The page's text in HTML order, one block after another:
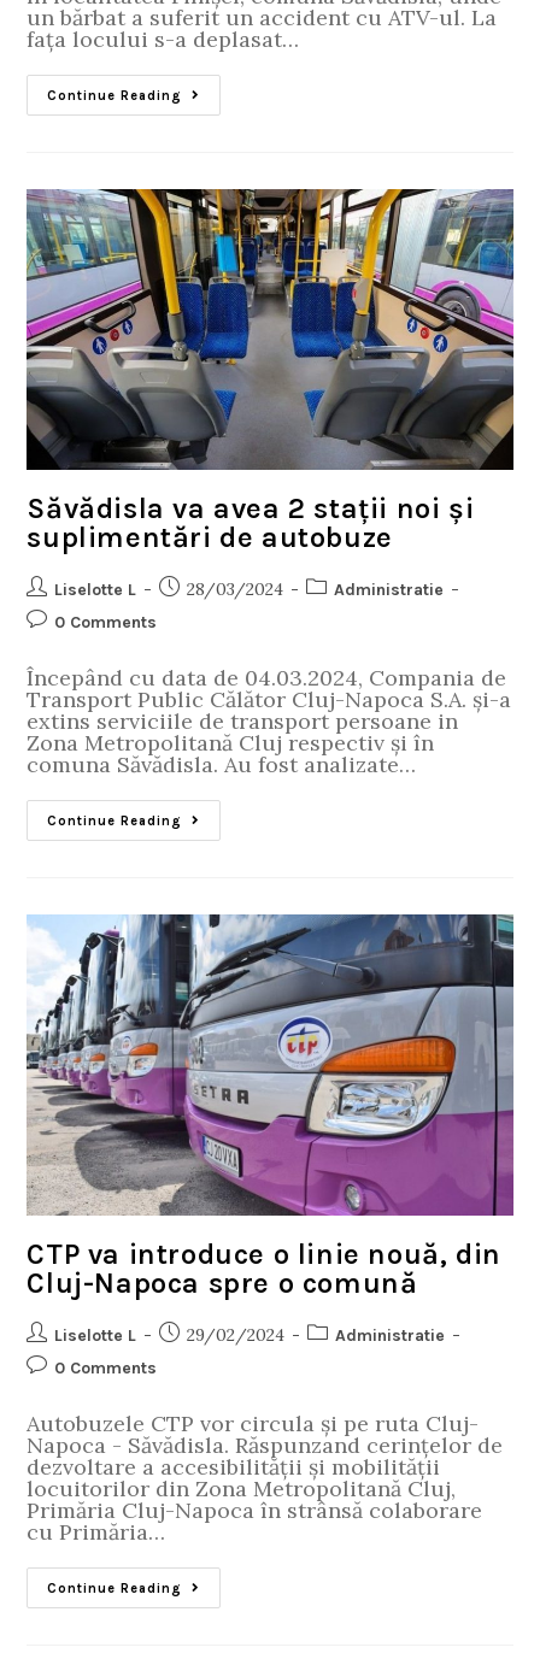
un bărbat a suferit un accident cu ATV-ul. La
fața locului s-a deplasat…
Continue Reading
Săvădisla va avea 2 stații noi și
suplimentări de autobuze
Liselotte L 28/03/2024
Administratie
0 Comments
Începând cu data de 04.03.2024, Compania de
Transport Public Călător Cluj-Napoca S.A. și-a
extins serviciile de transport persoane in
Zona Metropolitană Cluj respectiv și în
comuna Săvădisla. Au fost analizate…
Continue Reading
CTP va introduce o linie nouă, din
Cluj-Napoca spre o comună
Liselotte L 29/02/2024
Administratie
0 Comments
Autobuzele CTP vor circula și pe ruta Cluj-
Napoca - Săvădisla. Răspunzand cerințelor de
dezvoltare a accesibilității și mobilității
locuitorilor din Zona Metropolitană Cluj,
Primăria Cluj-Napoca în strânsă colaborare
cu Primăria…
Continue Reading